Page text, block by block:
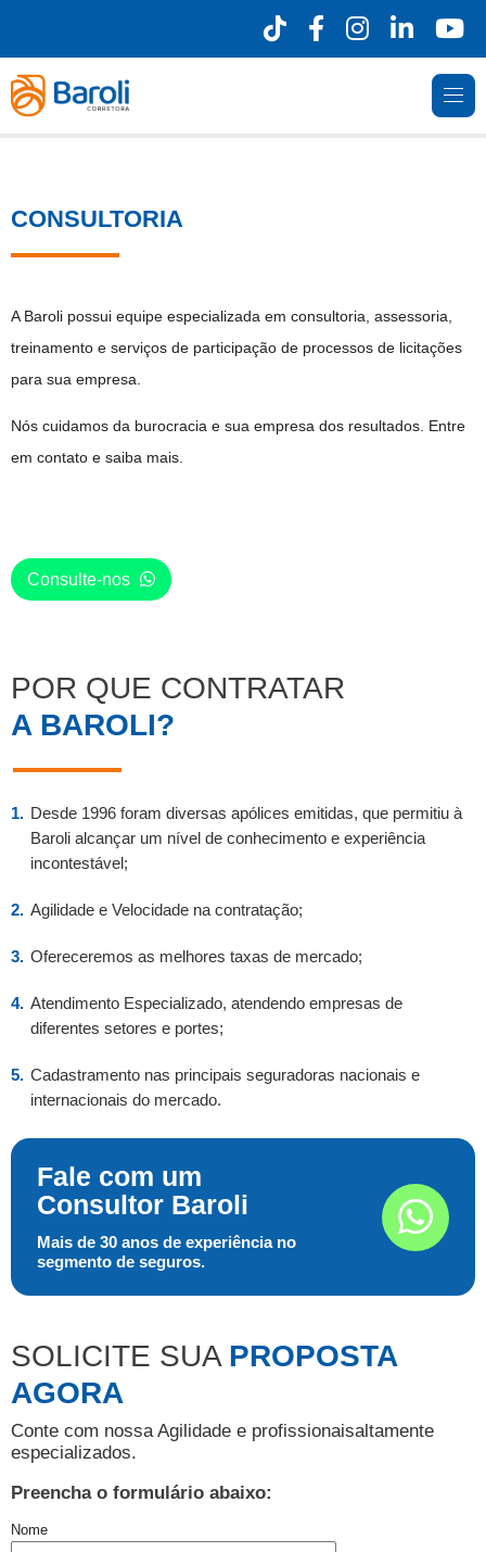
CONSULTORIA
A Baroli possui equipe especializada em consultoria, assessoria,
treinamento e serviços de participação de processos de licitações
para sua empresa.
Nós cuidamos da burocracia e sua empresa dos resultados. Entre
em contato e saiba mais.
Consulte-nos
POR QUE CONTRATAR
A BAROLI?
Desde 1996 foram diversas apólices emitidas, que permitiu à
Baroli alcançar um nível de conhecimento e experiência
incontestável;
Agilidade e Velocidade na contratação;
Ofereceremos as melhores taxas de mercado;
Atendimento Especializado, atendendo empresas de
diferentes setores e portes;
Cadastramento nas principais seguradoras nacionais e
internacionais do mercado.
Fale com um
Consultor Baroli
Mais de 30 anos de experiência no
segmento de seguros.
SOLICITE SUA PROPOSTA
AGORA
Conte com nossa Agilidade e profissionaisaltamente
especializados.
Preencha o formulário abaixo:
Nome